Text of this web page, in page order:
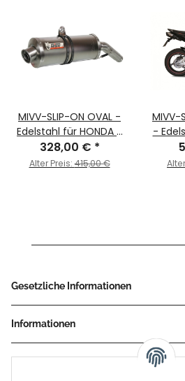
MIVV-SLIP-ON OVAL -
Edelstahl für HONDA -
CBR 600 RR BJ. 2005 >
2006 - UH.027.LX2
328,00 € *
Alter Preis:415,00 €
MIVV-
-
2005
Gesetzliche Informationen
Informationen